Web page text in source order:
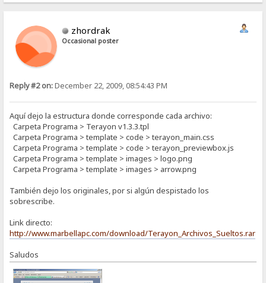
zhordrak
Occasional poster
Reply #2 on:December 22, 2009, 08:54:43 PM
Aquí dejo la estructura donde corresponde cada archivo:
Carpeta Programa > Terayon v1.3.3.tpl
Carpeta Programa > template > code > terayon_main.css
Carpeta Programa > template > code > terayon_previewbox.js
Carpeta Programa > template > images > logo.png
Carpeta Programa > template > images > arrow.png
También dejo los originales, por si algún despistado los
sobrescribe.
Link directo:
http://www.marbellapc.com/download/Terayon_Archivos_Sueltos.rar
Saludos